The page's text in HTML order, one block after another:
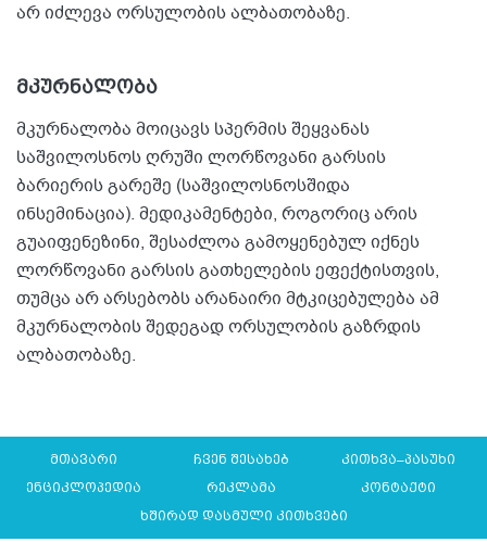
არ იძლევა ორსულობის ალბათობაზე.
მკურნალობა
მკურნალობა მოიცავს სპერმის შეყვანას
საშვილოსნოს ღრუში ლორწოვანი გარსის
ბარიერის გარეშე (საშვილოსნოსშიდა
ინსემინაცია). მედიკამენტები, როგორიც არის
გუაიფენეზინი, შესაძლოა გამოყენებულ იქნეს
ლორწოვანი გარსის გათხელების ეფექტისთვის,
თუმცა არ არსებობს არანაირი მტკიცებულება ამ
მკურნალობის შედეგად ორსულობის გაზრდის
ალბათობაზე.
მთავარი ჩვენ შესახებ
კითხვა–პასუხი
ენციკლოპედია
რეკლამა
კონტაქტი
ხშირად დასმული კითხვები